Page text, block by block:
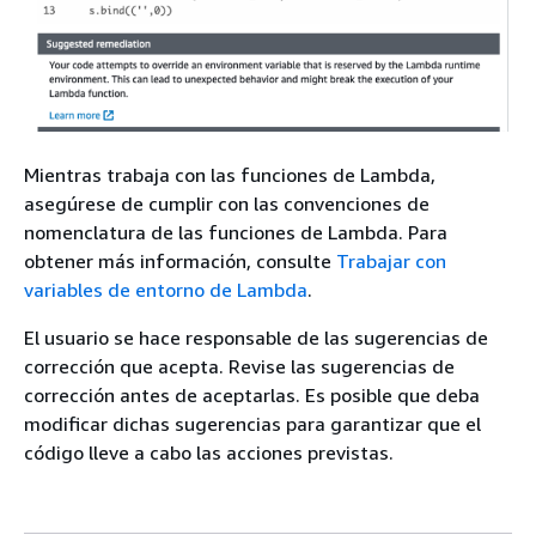
Mientras trabaja con las funciones de Lambda,
asegúrese de cumplir con las convenciones de
nomenclatura de las funciones de Lambda. Para
obtener más información, consulte Trabajar con
variables de entorno de Lambda.
El usuario se hace responsable de las sugerencias de
corrección que acepta. Revise las sugerencias de
corrección antes de aceptarlas. Es posible que deba
modificar dichas sugerencias para garantizar que el
código lleve a cabo las acciones previstas.